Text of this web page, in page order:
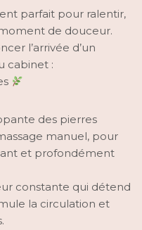
parfait pour ralentir,
de douceur.
l’arrivée d’un
cabinet :
des pierres
manuel, pour
et profondément
constante qui détend
la circulation et